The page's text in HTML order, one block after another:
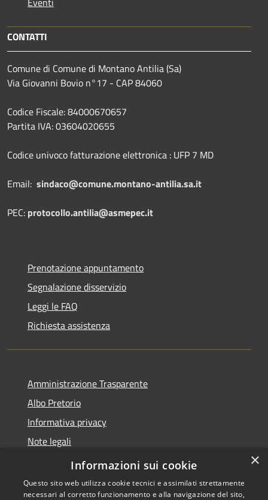
CONTATTI
Comune di Comune di Montano Antilia (Sa)
Via Giovanni Bovio n°17 - CAP 84060
Codice Fiscale: 84000670657
Partita IVA: 03604020655
Codice univoco fatturazione elettronica : UFP 7 MD
Email: sindaco@comune.montano-antilia.sa.it
PEC: protocollo.antilia@asmepec.it
Prenotazione appuntamento
Segnalazione disservizio
Leggi le FAQ
Richiesta assistenza
Amministrazione Trasparente
Albo Pretorio
Informativa privacy
Note legali
Dichiarazione di accessibilità
×
Informazioni sui cookie
Questo sito web utilizza cookie tecnici e assimilati strettamente
necessari al corretto funzionamento e alla navigazione del sito,